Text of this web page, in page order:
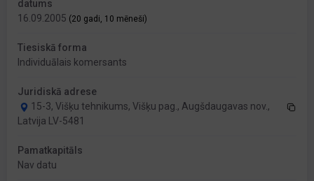
datums
16.09.2005 (20 gadi, 10 mēneši)
Tiesiskā forma
Individuālais komersants
Juridiskā adrese
15-3, Višķu tehnikums, Višķu pag., Augšdaugavas nov.,
Latvija LV-5481
Pamatkapitāls
Nav datu